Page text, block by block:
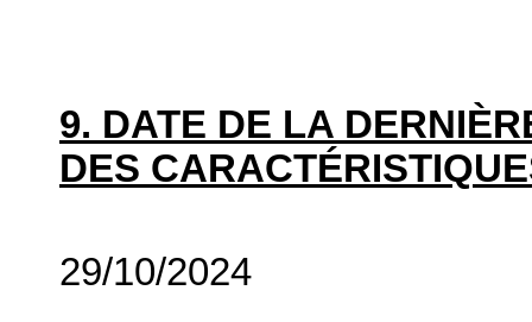
9. DATE DE LA
DES
29/10/2024